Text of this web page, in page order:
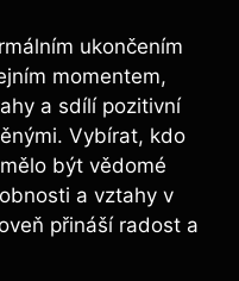
ukončením
momentem,
a sdílí pozitivní
Vybírat,​ kdo
být vědomé
a vztahy v
přináší radost a‌